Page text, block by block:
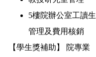
5樓院辦公室工讀生
管理及費用核銷
【學生獎補助】 院專業